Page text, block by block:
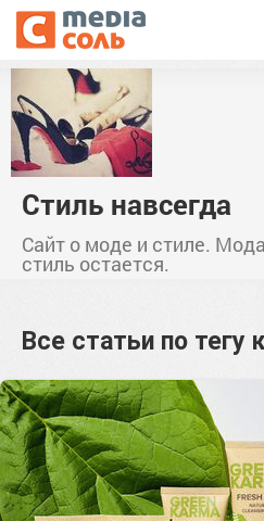
Стиль навсегда
Сайт о моде и стиле.
стиль остается.
Все статьи по тегу